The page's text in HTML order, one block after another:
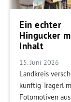
Ein echter
Hingucker
Inhalt
15. Juni 2026
Landkreis
künftig Tragerl
Fotomotiven